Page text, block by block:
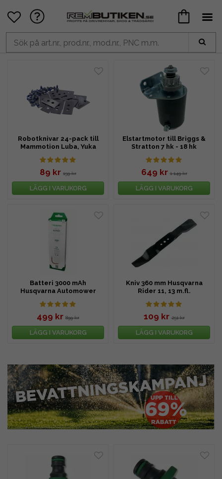
Robotknivar 24-pack till
Mammotion Luba, Yuka
89 kr 159 kr
LÄGG I VARUKORG
Elstartmotor till Briggs &
Stratton 7 hk - 18 hk
649 kr 1 149 kr
LÄGG I VARUKORG
Batteri 3000 mAh
Husqvarna Automower
499 kr 899 kr
LÄGG I VARUKORG
Kniv 360 mm Husqvarna
Rider 11, 13 m.fl.
109 kr 251 kr
LÄGG I VARUKORG